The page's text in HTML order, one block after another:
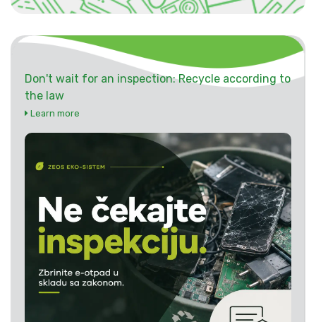
Don't wait for an inspection: Recycle according to
the law
Learn more